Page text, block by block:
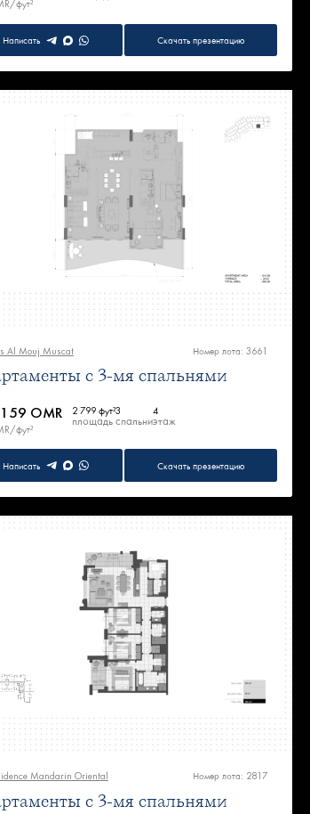
фут²
Написать Скачать презентацию
Al Mouj Muscat Номер лота: 3661
с 3-мя спальнями
OMR
фут²
2 799 фут²
площадь
3
спальни
4
этаж
Написать Скачать презентацию
Mandarin Oriental Номер лота: 2817
с 3-мя спальнями